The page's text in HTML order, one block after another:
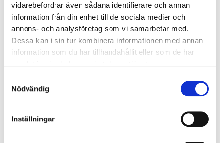
vidarebefordrar även sådana identifierare och annan
information från din enhet till de sociala medier och
annons- och analysföretag som vi samarbetar med.
Dessa kan i sin tur kombinera informationen med annan
information som du har tillhandahållit eller som de har
Nödvändig
Inställningar
About the manufacturer
Pay & Collect in your local store within 2 hours! For more information